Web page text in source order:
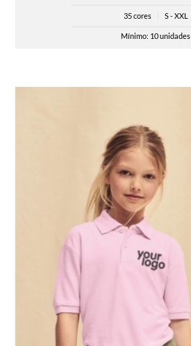
35 cores S - XXL
Mínimo: 10 unidades